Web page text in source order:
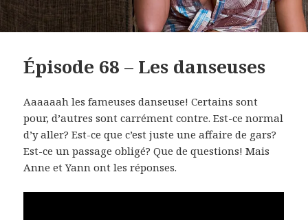
Épisode 68 – Les danseuses
Aaaaaah les fameuses danseuse! Certains sont
pour, d’autres sont carrément contre. Est-ce normal
d’y aller? Est-ce que c’est juste une affaire de gars?
Est-ce un passage obligé? Que de questions! Mais
Anne et Yann ont les réponses.